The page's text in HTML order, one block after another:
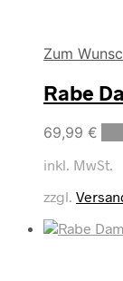
Zum
Rabe
69,99 €
inkl. MwSt.
zzgl.